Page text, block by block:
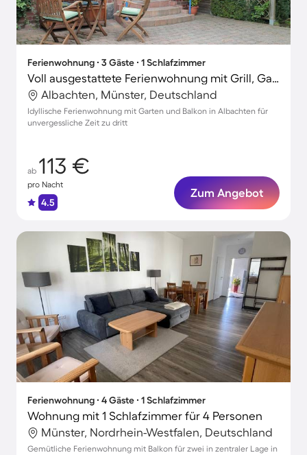
Ferienwohnung ∙ 3 Gäste ∙ 1 Schlafzimmer
Voll ausgestattete Ferienwohnung mit Grill, Garten und Terrasse | Gartenblick | Perfekt für die Arbeit von Zuhause
Albachten, Münster, Deutschland
Idyllische Ferienwohnung mit Garten und Balkon in Albachten für
unvergessliche Zeit zu dritt
ab 113 €
pro Nacht
4.5
Zum Angebot
Ferienwohnung ∙ 4 Gäste ∙ 1 Schlafzimmer
Wohnung mit 1 Schlafzimmer für 4 Personen
Münster, Nordrhein-Westfalen, Deutschland
Gemütliche Ferienwohnung mit Balkon für zwei in zentraler Lage in